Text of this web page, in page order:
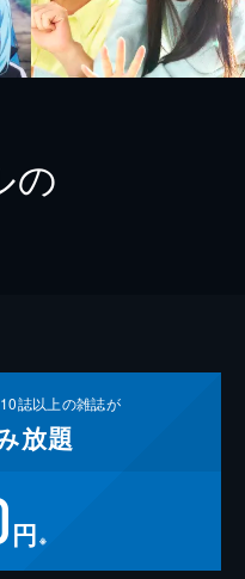
の
誌以上の雑誌が
放題
円 ※